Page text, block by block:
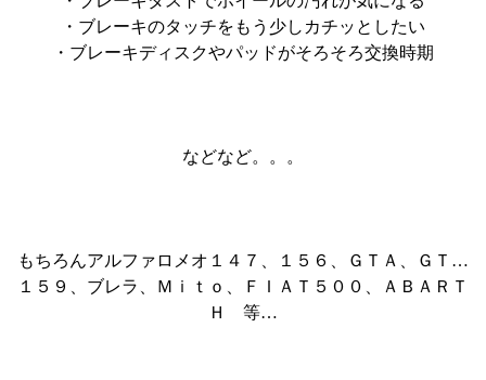
・ブレーキのタッチをもう少しカチッとしたい
・ブレーキディスクやパッドがそろそろ交換時期
などなど。。。
もちろんアルファロメオ１４７、１５６、ＧＴＡ、ＧＴ…
１５９、ブレラ、Ｍｉｔｏ、ＦＩＡＴ５００、ＡＢＡＲＴ
Ｈ 等…